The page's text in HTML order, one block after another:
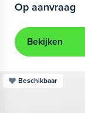
Op aanvraag
Bekijken
Beschikbaar